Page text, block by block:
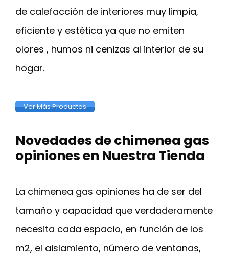
de calefacción de interiores muy limpia,
eficiente y estética ya que no emiten
olores , humos ni cenizas al interior de su
hogar.
Ver Más Productos
Novedades de chimenea gas
opiniones en Nuestra Tienda
La chimenea gas opiniones ha de ser del
tamaño y capacidad que verdaderamente
necesita cada espacio, en función de los
m2, el aislamiento, número de ventanas,